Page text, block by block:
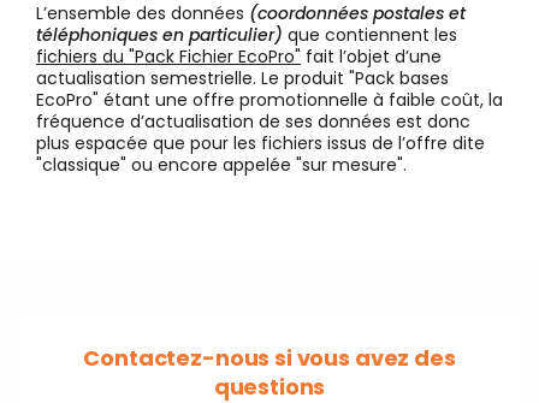
L’ensemble des données (coordonnées postales et
téléphoniques en particulier) que contiennent les
fichiers du "Pack Fichier EcoPro" fait l’objet d’une
actualisation semestrielle. Le produit "Pack bases
EcoPro" étant une offre promotionnelle à faible coût, la
fréquence d’actualisation de ses données est donc
plus espacée que pour les fichiers issus de l’offre dite
"classique" ou encore appelée "sur mesure".
Contactez-nous si vous avez des
questions